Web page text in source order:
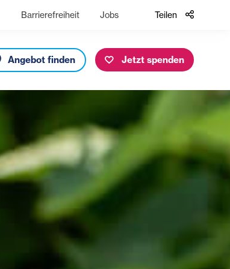
Barrierefreiheit Jobs Teilen
Angebot finden Jetzt spenden